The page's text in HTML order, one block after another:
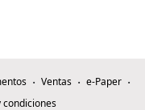
Ventas
e-Paper
condiciones